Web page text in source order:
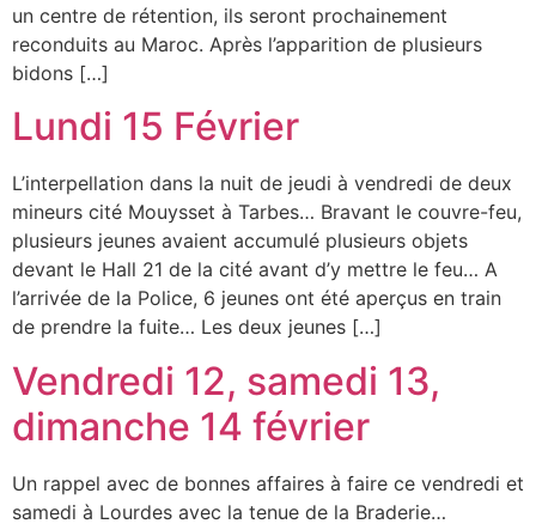
un centre de rétention, ils seront prochainement
reconduits au Maroc. Après l’apparition de plusieurs
bidons […]
Lundi 15 Février
L’interpellation dans la nuit de jeudi à vendredi de deux
mineurs cité Mouysset à Tarbes… Bravant le couvre-feu,
plusieurs jeunes avaient accumulé plusieurs objets
devant le Hall 21 de la cité avant d’y mettre le feu… A
l’arrivée de la Police, 6 jeunes ont été aperçus en train
de prendre la fuite… Les deux jeunes […]
Vendredi 12, samedi 13,
dimanche 14 février
Un rappel avec de bonnes affaires à faire ce vendredi et
samedi à Lourdes avec la tenue de la Braderie…